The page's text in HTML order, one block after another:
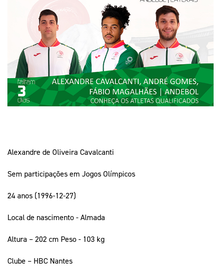
Documentos
Contactos
Mais Desporto
Equipa Portugal
Educação
Equipa Portugal
Arquivo Histórico
Educação Olímpica
Equipa Portugal
Alexandre de Oliveira Cavalcanti
Sem participações em Jogos Olímpicos
24 anos (1996-12-27)
Local de nascimento - Almada
Altura – 202 cm Peso - 103 kg
Clube – HBC Nantes